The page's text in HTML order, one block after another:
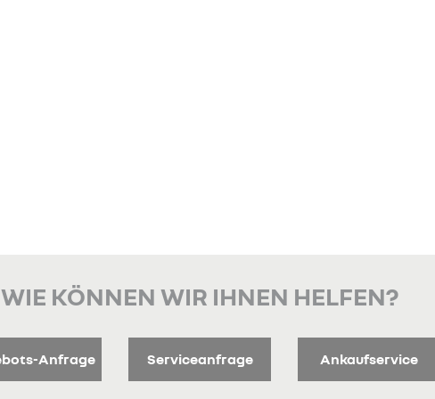
WIE KÖNNEN WIR IHNEN HELFEN?
Anfrage Serviceanfrage Ankaufservice